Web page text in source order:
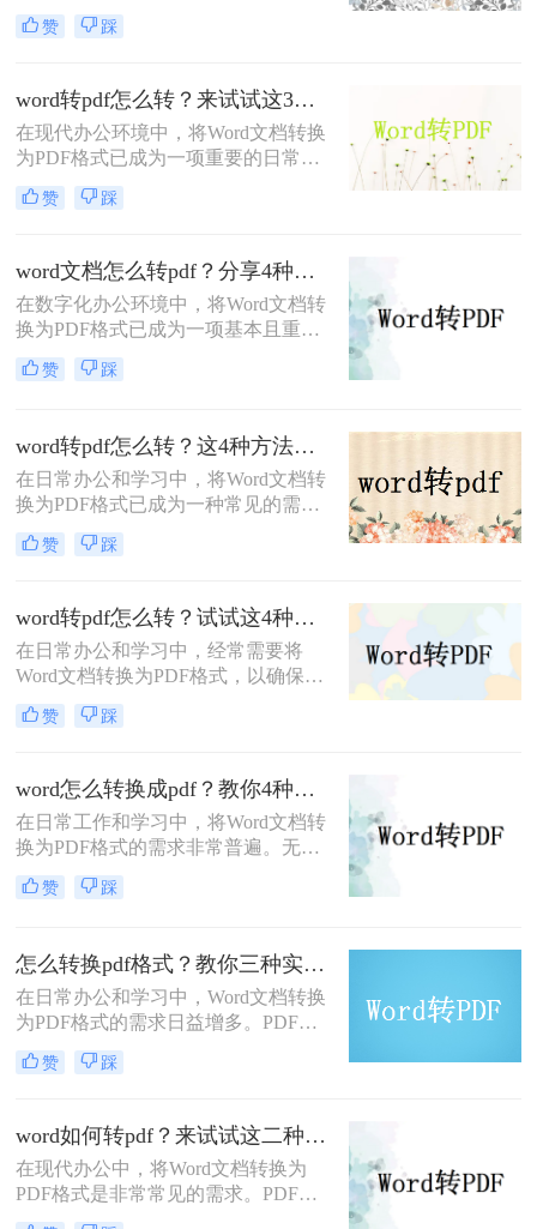
PDF格式具有跨平台兼容性好、文件
保护性强、打印效果一致等优点，因
印。那么word如何转换成pdf呢？本文
将介绍三种将Word转换成PDF的方
法。
赞 踩
word转pdf怎么转？来试试这3种方法！
在现代办公环境中，将Word文档转换
为PDF格式已成为一项重要的日常操
作。PDF格式以其高兼容性、安全性
和易分享性，广泛应用于文档存储、
呢？本文将介绍三种常用的Word转
PDF方法。
赞 踩
word文档怎么转pdf？分享4种实用转换方法！
在数字化办公环境中，将Word文档转
换为PDF格式已成为一项基本且重要
的任务。PDF（Portable Document
Format）因其跨平台兼容性、保持文
将介绍四种将Word文档转换为PDF的
方法。
赞 踩
word转pdf怎么转？这4种方法帮你解决！
在日常办公和学习中，将Word文档转
换为PDF格式已成为一种常见的需
求。PDF格式具有跨平台、不易被篡
改等优点，非常适合用于文件分享、
呢？本文将介绍四种将Word转为PDF
的方法，每种方法都有其特点和适用
场景，您可以根据实际需求选择合适
的方法进行转换。
赞 踩
word转pdf怎么转？试试这4种转换方式！
在日常办公和学习中，经常需要将
Word文档转换为PDF格式，以确保文
档在不同设备和平台上的格式一致
性、安全性和易分享性。那么word转
转PDF的方法，帮助您轻松完成文档
转换。
赞 踩
word怎么转换成pdf？教你4种方法轻松搞定！
在日常工作和学习中，将Word文档转
换为PDF格式的需求非常普遍。无论
是为了分享、打印还是保持格式的一
致性，掌握高效的Word转PDF方法都
文档转换为PDF的方法，帮助您轻松
应对各种需求。
赞 踩
怎么转换pdf格式？教你三种实用的Word转PDF方法!
在日常办公和学习中，Word文档转换
为PDF格式的需求日益增多。PDF格
式因其跨平台兼容性好、格式固定、
不易被编辑等特点，广泛应用于文件
格式呢？本文将介绍三种将Word转换
为PDF的实用方法。
赞 踩
word如何转pdf？来试试这二种转换方法！
在现代办公中，将Word文档转换为
PDF格式是非常常见的需求。PDF格
式因其便捷性和兼容性而被广泛使